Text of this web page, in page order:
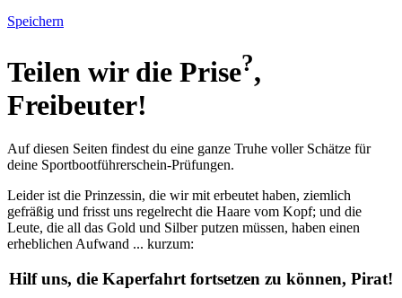
Speichern
Teilen wir die Prise?,
Freibeuter!
Auf diesen Seiten findest du eine ganze Truhe voller Schätze für
deine Sportbootführerschein-Prüfungen.
Leider ist die Prinzessin, die wir mit erbeutet haben, ziemlich
gefräßig und frisst uns regelrecht die Haare vom Kopf; und die
Leute, die all das Gold und Silber putzen müssen, haben einen
erheblichen Aufwand ... kurzum:
Hilf uns, die Kaperfahrt fortsetzen zu können, Pirat!